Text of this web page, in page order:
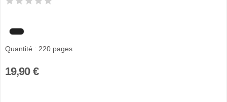
Quantité : 220 pages
19,90 €